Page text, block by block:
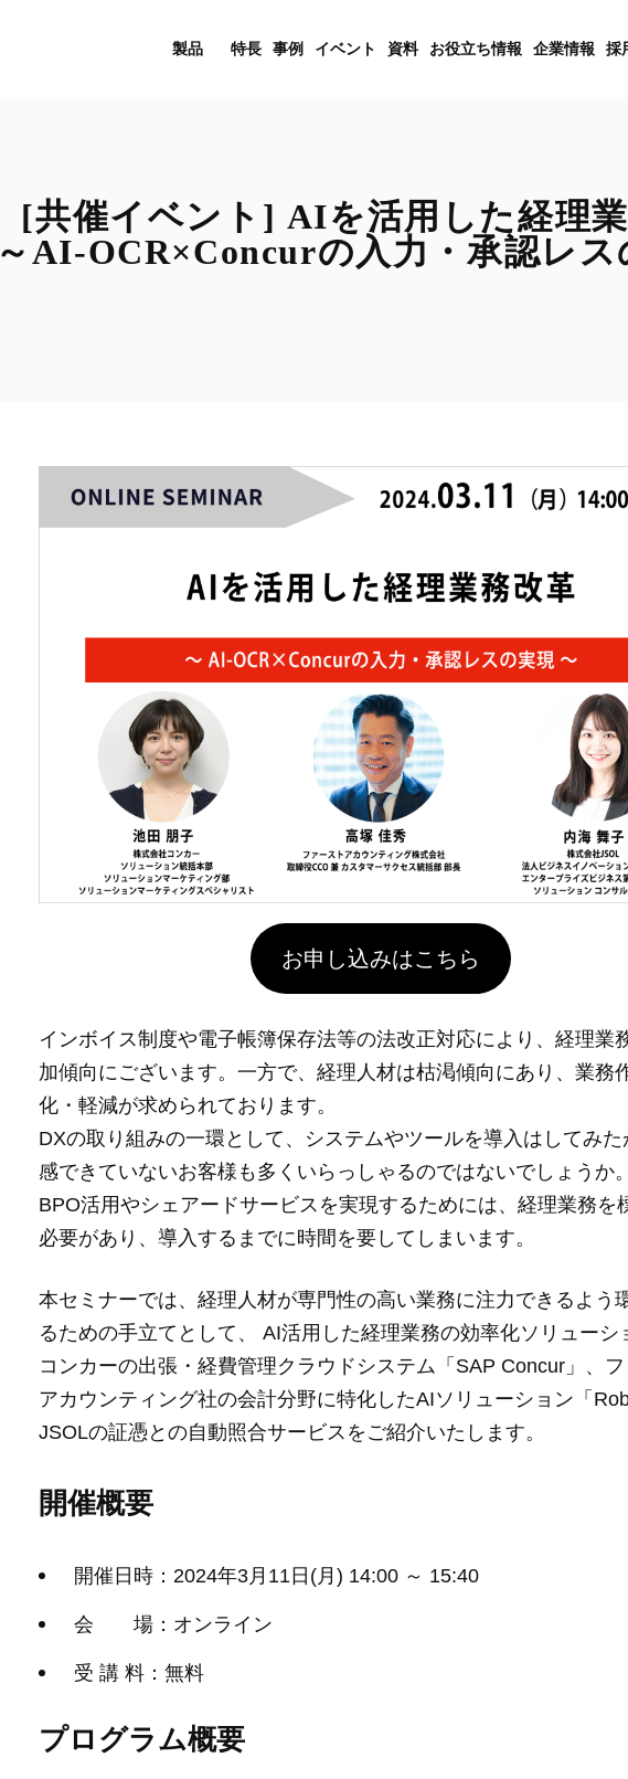
製品 特長 事例 イベント 資料 お役立ち情報 企業情報 採
[共催イベント] AIを活用した経理
～AI-OCR×Concurの入力・承認レス
お申し込みはこちら
インボイス制度や電子帳簿保存法等の法改正対応により、経理業
加傾向にございます。一方で、経理人材は枯渇傾向にあり、業務
化・軽減が求められております。
DXの取り組みの一環として、システムやツールを導入はしてみた
感できていないお客様も多くいらっしゃるのではないでしょうか
BPO活用やシェアードサービスを実現するためには、経理業務を
必要があり、導入するまでに時間を要してしまいます。
本セミナーでは、経理人材が専門性の高い業務に注力できるよう
るための手立てとして、 AI活用した経理業務の効率化ソリューシ
コンカーの出張・経費管理クラウドシステム「SAP Concur」、フ
アカウンティング社の会計分野に特化したAIソリューション「
JSOLの証憑との自動照合サービスをご紹介いたします。
開催概要
開催日時：2024年3月11日(月) 14:00 ～ 15:40
会 場：オンライン
受 講 料：無料
プログラム概要